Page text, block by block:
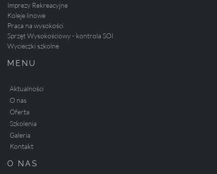
Imprezy Rekreacyjne
Koleje linowe
Praca na wysokości
Sprzęt Wysokościowy - kontrola SOI
Wycieczki szkolne
MENU
Aktualności
O nas
Oferta
Szkolenia
Galeria
Kontakt
O NAS